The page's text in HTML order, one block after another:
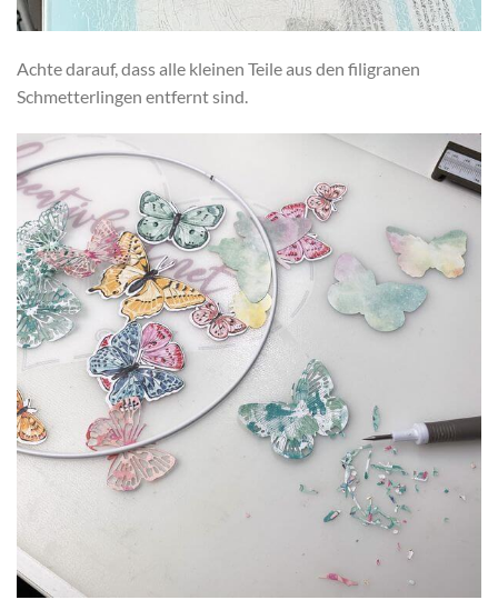
Achte darauf, dass alle kleinen Teile aus den filigranen
Schmetterlingen entfernt sind.